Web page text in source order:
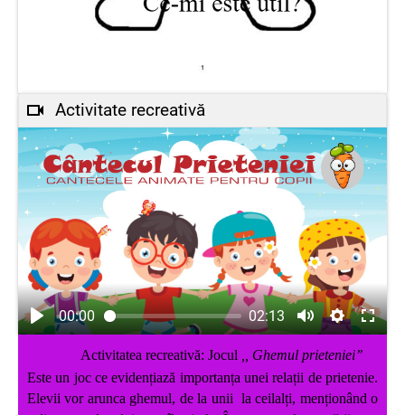
Activitate recreativă
00:00 02:13
Activitatea recreativă: Jocul
,, Ghemul prieteniei’’
Este un joc ce evidențiază importanța unei relații de prietenie.
Elevii vor arunca ghemul, de la unii la ceilalți, menționând o